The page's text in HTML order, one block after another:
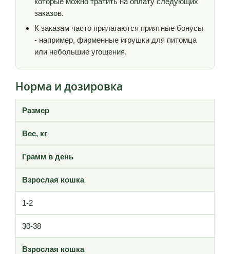
заказов.
К заказам часто прилагаются приятные бонусы
- например, фирменные игрушки для питомца
или небольшие угощения.
Норма и дозировка
Размер
Вес, кг
Грамм в день
Взрослая кошка
1-2
30-38
Взрослая кошка